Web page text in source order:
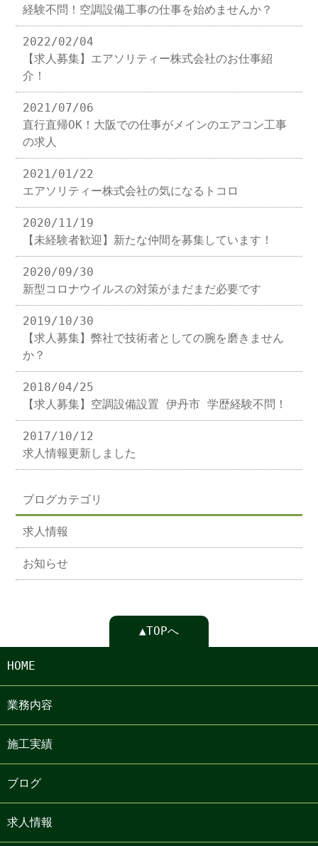
経験不問！空調設備工事の仕事を始めませんか？
2022/02/04
【求人募集】エアソリティー株式会社のお仕事紹
介！
2021/07/06
直行直帰OK！大阪での仕事がメインのエアコン工事
の求人
2021/01/22
エアソリティー株式会社の気になるトコロ
2020/11/19
【未経験者歓迎】新たな仲間を募集しています！
2020/09/30
新型コロナウイルスの対策がまだまだ必要です
2019/10/30
【求人募集】弊社で技術者としての腕を磨きません
か？
2018/04/25
【求人募集】空調設備設置 伊丹市 学歴経験不問！
2017/10/12
求人情報更新しました
ブログカテゴリ
求人情報
お知らせ
▲TOPへ
HOME
業務内容
施工実績
ブログ
求人情報